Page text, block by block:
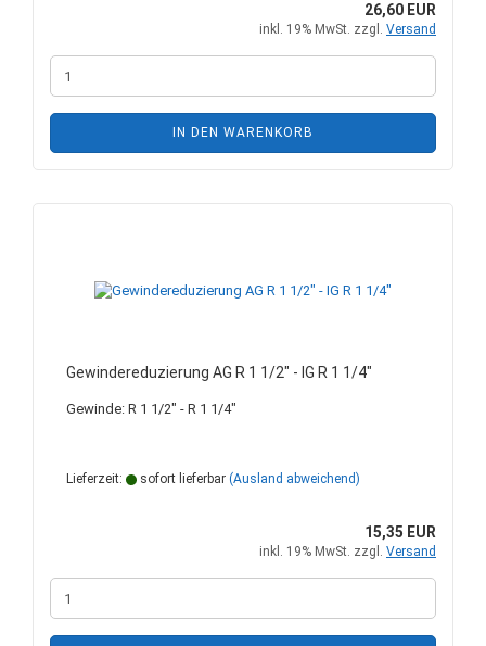
26,60 EUR
inkl. 19% MwSt. zzgl. Versand
IN DEN WARENKORB
Gewindereduzierung AG R 1 1/2" - IG R 1 1/4"
Gewinde: R 1 1/2" - R 1 1/4"
Lieferzeit: sofort lieferbar (Ausland abweichend)
15,35 EUR
inkl. 19% MwSt. zzgl. Versand